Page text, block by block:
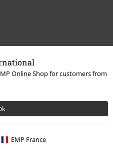
Online Shop for customers from
EMP France